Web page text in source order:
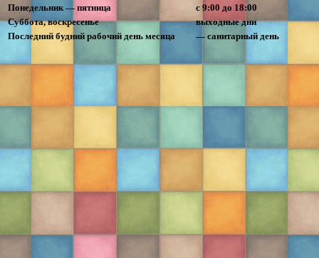
Понедельник — пятница
с 9:00 до 18:00
Суббота, воскресенье
выходные дни
Последний будний рабочий день месяца
— санитарный день